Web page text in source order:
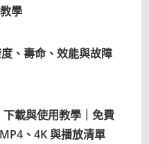
學
、壽命、效能與故障
載與使用教學｜免費
、4K 與播放清單